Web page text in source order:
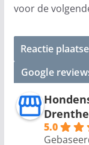
voor de
Google
Drenthe
5.0